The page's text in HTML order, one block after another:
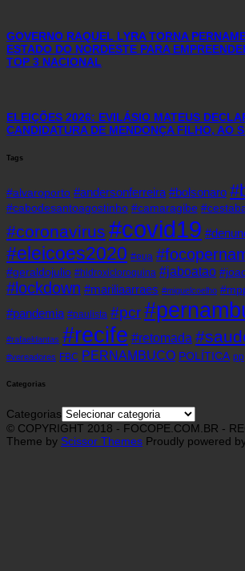
GOVERNO RAQUEL LYRA TORNA
ESTADO DO NORDESTE PARA
TOP 3 NACIONAL
ELEIÇÕES 2026: EVILÁSIO MATEUS
CANDIDATURA DE MENDONÇA FILHO, AO
Tags
#alvaroporto #andersonferreira #bolsonaro
#cabodesantoagostinho #camaragibe
#coronavirus #covid19
#eleicoes2020 #eua
#geraldojulio #hidroxicloroquina #jaboatao
#lockdown #mariliaarraes #miguelcoelho
#pandemia #paulista #pcr
#rafaeldantas #recife #retomada
#vereadores FBC PERNAMBUCO POLÍTICA pp
Categorias
Categorias
© COPYRIGHT 2018 - FOCOPE.COM.BR -
Theme by Scissor Themes Proudly powered